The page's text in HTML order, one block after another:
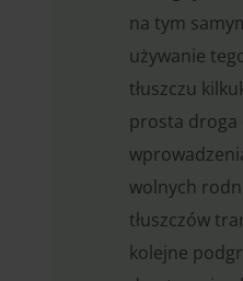
na tym
używanie
tłuszczu
prosta droga
wolnych
tłuszczów
kolejne